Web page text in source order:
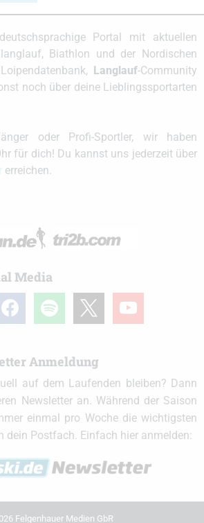
Portal mit aktuellen
Biathlon und der Nordischen
Langlauf-Community
noch über deine Lieblingssportarten
oder Profi-Sportler, wir haben
für dich! Du kannst uns jederzeit über
erreichen.
Media
facebook spotify youtube
Anmeldung
auf dem Laufenden bleiben? Dann
Newsletter an. Während der Saison
einmal pro Woche die wichtigsten
dein Postfach. Einfach hier anmelden:
Felgenhauer Medien GbR